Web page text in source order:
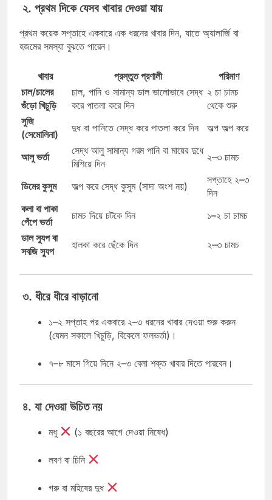
২. প্রথম দিকে যেসব খাবার দেওয়া যায়
প্রথম কয়েক সপ্তাহে একবারে এক ধরনের খাবার দিন, যাতে অ্যালার্জি বা
হজমের সমস্যা বুঝতে পারেন।
খাবার প্রস্তুত প্রণালী
পরিমাণ
চাল/চালের
গুঁড়ো খিচুড়ি
চাল, পানি ও সামান্য ডাল ভালোভাবে সেদ্ধ
করে পাতলা করে দিন
২ চা চামচ
থেকে শুরু
সুজি
(সেমোলিনা)
দুধ বা পানিতে সেদ্ধ করে পাতলা করে দিন অল্প অল্প করে
আলু ভর্তা
সেদ্ধ আলু সামান্য গরম পানি বা মায়ের দুধে
মিশিয়ে দিন
২–৩ চামচ
ডিমের কুসুম অল্প করে সেদ্ধ কুসুম (সাদা অংশ নয়)
সপ্তাহে ২–৩
দিন
কলা বা পাকা
পেঁপে ভর্তা
চামচ দিয়ে চটকে দিন
১–২ চা চামচ
ডাল স্যুপ বা
সবজি স্যুপ
হালকা করে ছেঁকে দিন ২–৩ চামচ
৩. ধীরে ধীরে বাড়ানো
১–২ সপ্তাহ পর একবারে ২–৩ ধরনের খাবার দেওয়া শুরু করুন
(যেমন সকালে খিচুড়ি, বিকেলে ফলভর্তা)।
৭–৮ মাসে গিয়ে দিনে ২–৩ বেলা শক্ত খাবার দিতে পারবেন।
৪. যা দেওয়া উচিত নয়
মধু (১ বছরের আগে দেওয়া নিষেধ)
লবণ বা চিনি
গরু বা মহিষের দুধ